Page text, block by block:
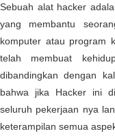
Sebuah alat hacker
yang membantu
komputer atau program
telah membuat
dibandingkan dengan
bahwa jika Hacker ini
seluruh pekerjaan nya
keterampilan semua